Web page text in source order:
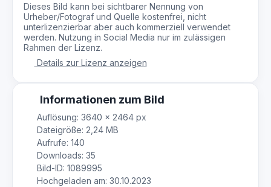
Dieses Bild kann bei sichtbarer Nennung von
Urheber/Fotograf und Quelle kostenfrei, nicht
unterlizenzierbar aber auch kommerziell verwendet
werden. Nutzung in Social Media nur im zulässigen
Rahmen der Lizenz.
Details zur Lizenz anzeigen
Informationen zum Bild
Auflösung: 3640 × 2464 px
Dateigröße: 2,24 MB
Aufrufe: 140
Downloads: 35
Bild-ID: 1089995
Hochgeladen am: 30.10.2023